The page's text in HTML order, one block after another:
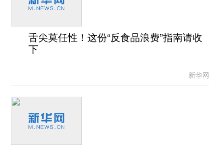
舌尖莫任性！这份“反食品浪费”指南请收
下
新华网